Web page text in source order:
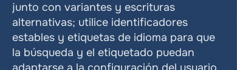
junto con variantes y escrituras
alternativas; utilice identificadores
estables y etiquetas de idioma para que
la búsqueda y el etiquetado puedan